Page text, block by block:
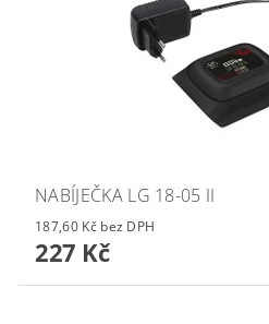
NABÍJEČKA LG 18-05 II
187,60 Kč bez DPH
227 Kč